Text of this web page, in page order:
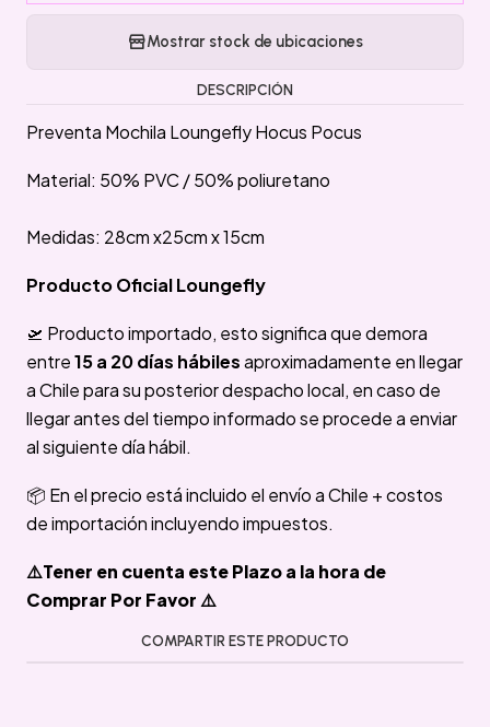
Mostrar stock de ubicaciones
DESCRIPCIÓN
Preventa Mochila Loungefly Hocus Pocus
Material: 50% PVC / 50% poliuretano
Medidas: 28cm x25cm x 15cm
Producto Oficial Loungefly
🛫 Producto importado, esto significa que demora
entre15 a 20 días hábilesaproximadamente en llegar
a Chile para su posterior despacho local, en caso de
llegar antes del tiempo informado se procede a enviar
al siguiente día hábil.
📦 En el precio está incluido el envío a Chile + costos
de importación incluyendo impuestos.
⚠️Tener en cuenta este Plazo a la hora de
Comprar Por Favor ⚠️
COMPARTIR ESTE PRODUCTO